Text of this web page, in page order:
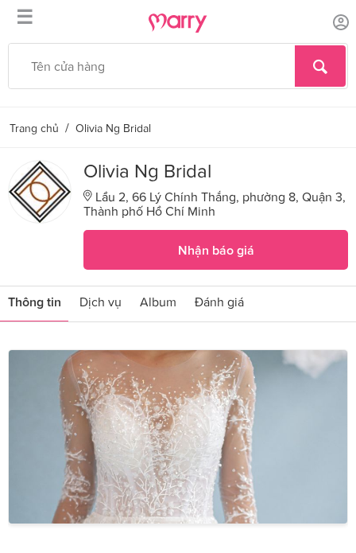
☰
Trang chủ / Olivia Ng Bridal
Olivia Ng Bridal
Lầu 2, 66 Lý Chính Thắng, phường 8, Quận 3,
Thành phố Hồ Chí Minh
Nhận báo giá
Thông tin Dịch vụ Album Đánh giá